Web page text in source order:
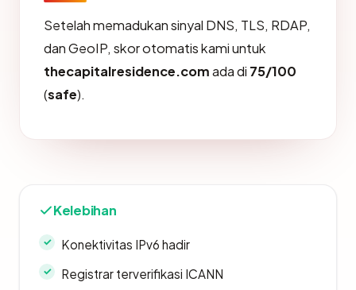
Setelah memadukan sinyal DNS, TLS, RDAP,
dan GeoIP, skor otomatis kami untuk
thecapitalresidence.comada di 75/100
(safe).
Kelebihan
Konektivitas IPv6 hadir
Registrar terverifikasi ICANN